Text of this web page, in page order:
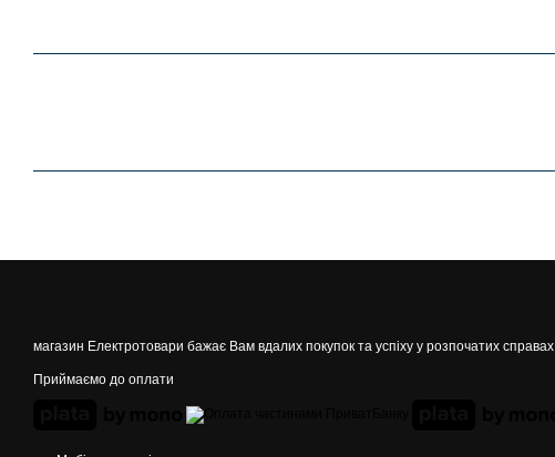
магазин Електротовари бажає Вам вдалих покупок та успіху у розпочатих справах
Приймаємо до оплати